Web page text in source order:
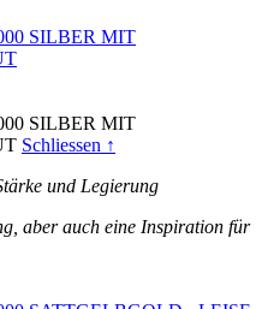
SILBER MIT
SILBER MIT
Schliessen ↑
und Legierung
aber auch eine Inspiration für